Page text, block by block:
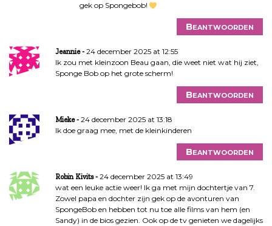
gek op Spongebob!
Beantwoorden
Jeannie
24 december 2025 at 12:55
Ik zou met kleinzoon Beau gaan, die weet niet wat hij ziet,
Sponge Bob op het grote scherm!
Beantwoorden
Mieke
24 december 2025 at 13:18
Ik doe graag mee, met de kleinkinderen
Beantwoorden
Robin Kivits
24 december 2025 at 13:49
wat een leuke actie weer! Ik ga met mijn dochtertje van 7.
Zowel papa en dochter zijn gek op de avonturen van
SpongeBob en hebben tot nu toe alle films van hem (en
Sandy) in de bios gezien. Ook op de tv genieten we dagelijks